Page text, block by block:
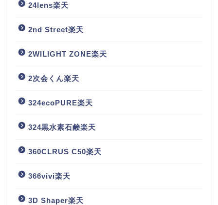
24lens楽天
2nd Street楽天
2WILIGHT ZONE楽天
2次会くん楽天
324ecoPURE楽天
324黒水素石鹸楽天
360CLRUS C50楽天
366vivi楽天
3D Shaper楽天